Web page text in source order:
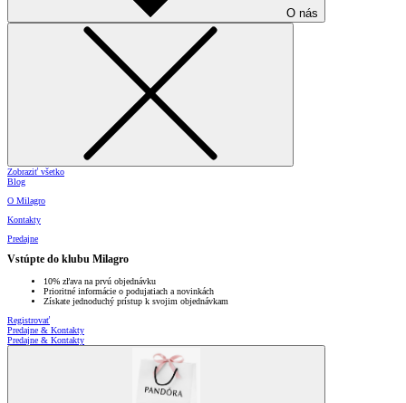
O nás
Zobraziť všetko
Blog
O Milagro
Kontakty
Predajne
Vstúpte do klubu Milagro
10% zľava na prvú objednávku
Prioritné informácie o podujatiach a novinkách
Získate jednoduchý prístup k svojim objednávkam
Registrovať
Predajne & Kontakty
Predajne & Kontakty